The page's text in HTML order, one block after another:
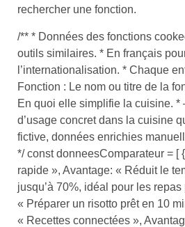
rechercher une fonction.
/** * Données des fonctions
outils similaires. * En français
l’internationalisation. * Chaque
Fonction : Le nom ou titre de la
En quoi elle simplifie la cuisine. *
d’usage concret dans la cuisine
fictive, données enrichies
*/ const donneesComparateur = [
rapide », Avantage: « Réduit le
jusqu’à 70%, idéal pour les
« Préparer un risotto prêt en 10
« Recettes connectées »,